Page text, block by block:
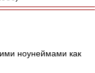
ноунеймами как